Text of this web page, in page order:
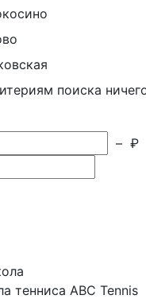
поиска
– ₽
тенниса ABC Tennis